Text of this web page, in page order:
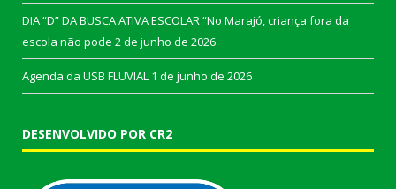
DIA “D” DA BUSCA ATIVA ESCOLAR “No Marajó, criança fora da
escola não pode 2 de junho de 2026
Agenda da USB FLUVIAL 1 de junho de 2026
DESENVOLVIDO POR CR2